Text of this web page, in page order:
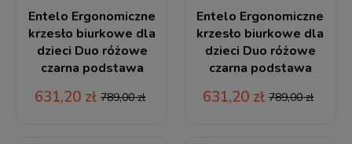
Entelo Ergonomiczne
krzesło biurkowe dla
dzieci Duo różowe
czarna podstawa
631,20 zł 789,00 zł
Entelo Ergonomiczne
krzesło biurkowe dla
dzieci Duo różowe
czarna podstawa
631,20 zł 789,00 zł